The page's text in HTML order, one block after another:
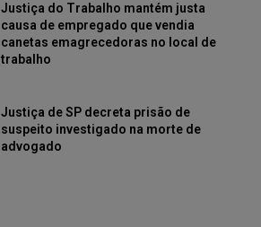
Justiça do Trabalho mantém justa
causa de empregado que vendia
canetas emagrecedoras no local de
trabalho
Justiça de SP decreta prisão de
suspeito investigado na morte de
advogado